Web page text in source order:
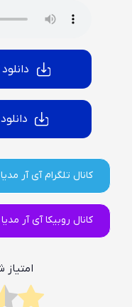
کانال تلگرام آی آر مدیا
کانال روبیکا آی آر مدیا